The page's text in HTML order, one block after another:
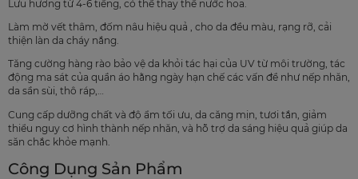
Lưu hương từ 4-6 tiếng, có thể thay thế nước hoa.
Làm mờ vết thâm, đốm nâu hiệu quả , cho da đều màu, rạng rỡ, cải
thiện làn da cháy nắng.
Tăng cường hàng rào bảo vệ da khỏi tác hại của UV từ môi trường, tác
động ma sát của quần áo hằng ngày hạn chế các vấn đề như nếp nhăn,
da sần sùi, thô ráp,…
Cung cấp dưỡng chất và độ ẩm tối ưu, da căng mịn, tươi tắn, giảm
thiểu nguy cơ hình thành nếp nhăn, và hỗ trợ da sáng hiệu quả giúp da
săn chắc khỏe mạnh.
Công Dụng Sản Phẩm